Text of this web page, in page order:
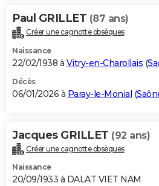
Paul GRILLET (87 ans)
Créer une cagnotte obsèques
Naissance
22/02/1938 à Vitry-en-Charollais (
Décès
06/01/2026 à Paray-le-Monial (
Jacques GRILLET (92 ans)
Créer une cagnotte obsèques
Naissance
20/09/1933 à DALAT VIET NAM